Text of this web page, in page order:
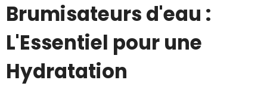
Brumisateurs d'eau :
L'Essentiel pour une
Hydratation